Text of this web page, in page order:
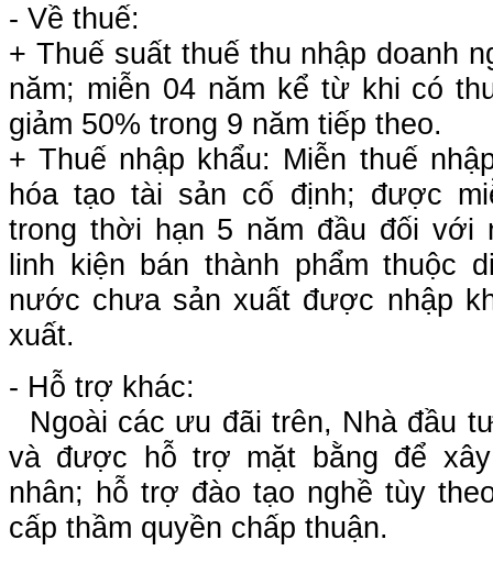
- Về thuế:
+ Thuế suất thuế thu nhập doanh
năm; miễn 04 năm kể từ khi có
giảm 50% trong 9 năm tiếp theo.
+ Thuế nhập khẩu: Miễn thuế
hóa tạo tài sản cố định; được
trong thời hạn 5 năm đầu đối với
linh kiện bán thành phẩm thuộc
nước chưa sản xuất được nhập
xuất.
- Hỗ trợ khác:
Ngoài các ưu đãi trên, Nhà đầu
và được hỗ trợ mặt bằng để
nhân; hỗ trợ đào tạo nghề tùy
cấp thầm quyền chấp thuận.